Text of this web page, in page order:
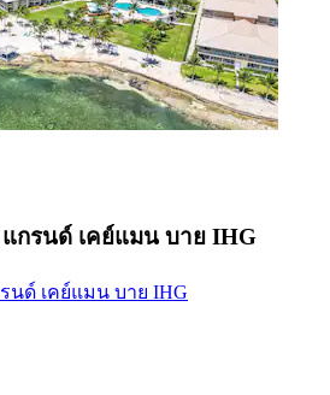
กรนด์ เคย์แมน บาย IHG
นด์ เคย์แมน บาย IHG